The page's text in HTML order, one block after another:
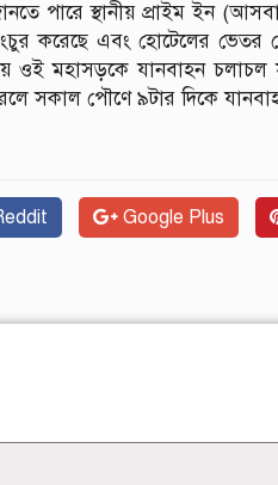
পারে স্থানীয় প্রাইম ইন
করেছে এবং হোটেলের ভেতর
ওই মহাসড়কে যানবাহন চলাচল
সকাল পৌণে ৯টার দিকে
Google Plus